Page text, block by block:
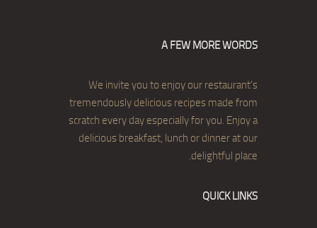
A FEW MORE WORDS
We invite you to enjoy our restaurant's
tremendously delicious recipes made from
scratch every day especially for you. Enjoy a
delicious breakfast, lunch or dinner at our
delightful place.
QUICK LINKS